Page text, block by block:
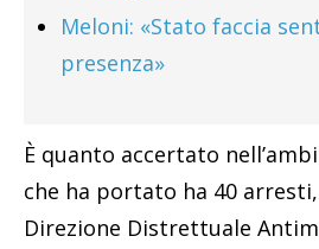
Meloni: «Stato faccia
presenza»
È quanto accertato
che ha portato ha 40
Direzione Distrettuale